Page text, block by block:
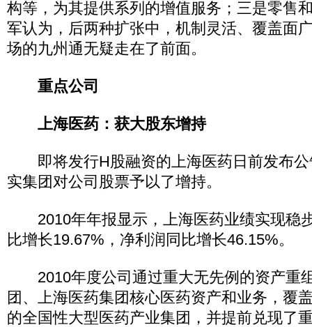
构等，为其提供系列的增值服务；三是零售
军认为，后两种扩张中，机制灵活、覆盖面
场的九州通无疑走在了前面。
重点公司
上海医药：获大股东增持
即将发行H股融资的上海医药日前发布公
实集团对公司股票予以了增持。
2010年年报显示，上海医药业绩实现稳
比增长19.67%，净利润同比增长46.15%。
2010年度公司通过重大无先例的资产重
团、上海医药集团核心医药资产和业务，覆
的全国性大型医药产业集团，并提前兑现了